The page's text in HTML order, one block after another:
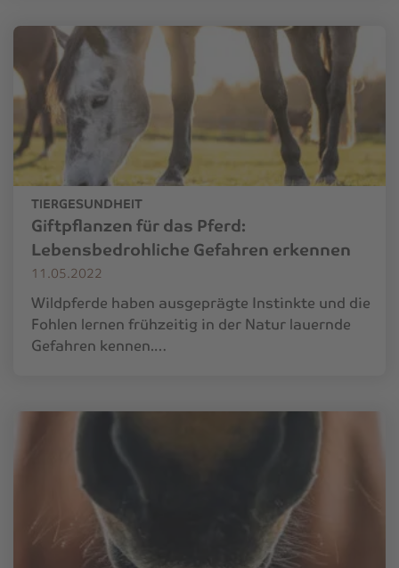
TIERGESUNDHEIT
Giftpflanzen für das Pferd:
Lebensbedrohliche Gefahren erkennen
11.05.2022
Wildpferde haben ausgeprägte Instinkte und die
Fohlen lernen frühzeitig in der Natur lauernde
Gefahren kennen.…